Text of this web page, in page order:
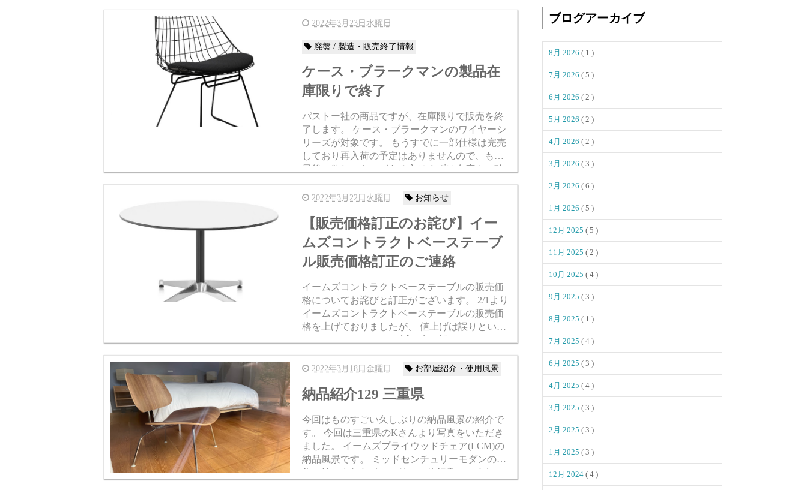
が、メーカー倉庫に在庫がある...
2022年3月23日水曜日
廃盤 / 製造・販売終了情報
ケース・ブラークマンの製品在
庫限りで終了
パストー社の商品ですが、在庫限りで販売を終
了します。 ケース・ブラークマンのワイヤーシ
リーズが対象です。 もうすでに一部仕様は完売
しており再入荷の予定はありませんので、もし
最後に欲しいものがある方はまずは在庫をご確
認ください。 >>パストー製品一覧 case stud...
2022年3月22日火曜日 お知らせ
【販売価格訂正のお詫び】イー
ムズコントラクトベーステーブ
ル販売価格訂正のご連絡
イームズコントラクトベーステーブルの販売価
格についてお詫びと訂正がございます。 2/1より
イームズコントラクトベーステーブルの販売価
格を上げておりましたが、 値上げは誤りという
ことがわかりました。 誠に申し訳ありませんで
した。 2/1以降に販売をした全員に差額の返金を
いたしますの...
2022年3月18日金曜日 お部屋紹介・使用風景
納品紹介129 三重県
今回はものすごい久しぶりの納品風景の紹介で
す。 今回は三重県のKさんより写真をいただき
ました。 イームズプライウッドチェア(LCM)の
納品風景です。 ミッドセンチュリーモダンの名
作で統一されたインテリアで格好良いですね。
ブログアーカイブ
8月 2026 ( 1 )
7月 2026 ( 5 )
6月 2026 ( 2 )
5月 2026 ( 2 )
4月 2026 ( 2 )
3月 2026 ( 3 )
2月 2026 ( 6 )
1月 2026 ( 5 )
12月 2025 ( 5 )
11月 2025 ( 2 )
10月 2025 ( 4 )
9月 2025 ( 3 )
8月 2025 ( 1 )
7月 2025 ( 4 )
6月 2025 ( 3 )
4月 2025 ( 4 )
3月 2025 ( 3 )
2月 2025 ( 3 )
1月 2025 ( 3 )
12月 2024 ( 4 )